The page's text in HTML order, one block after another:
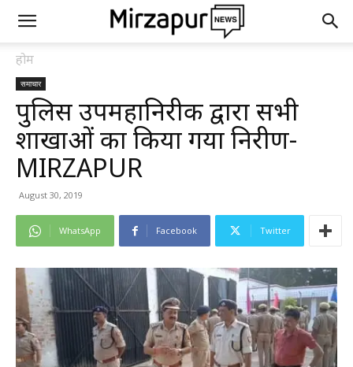
होम
समाचार
पुलिस उपमहानिरीक्षक द्वारा सभी
शाखाओं का किया गया निरीक्षण-
MIRZAPUR
August 30, 2019
WhatsApp Facebook Twitter